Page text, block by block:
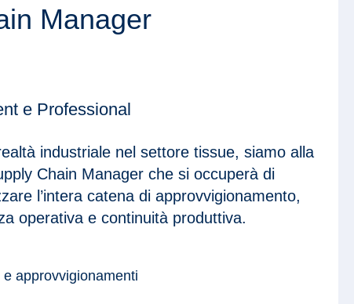
Manager
e Professional
industriale nel settore tissue, siamo alla
Chain Manager che si occuperà di
l’intera catena di approvvigionamento,
operativa e continuità produttiva.
e approvvigionamenti